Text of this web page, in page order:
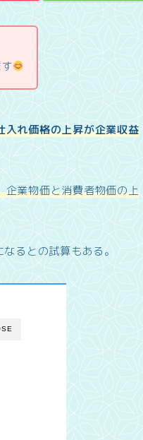
入れ価格の上昇が企業収益
企業物価と消費者物価の上
るとの試算もある。